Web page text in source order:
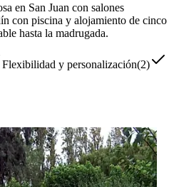
en San Juan con salones
con piscina y alojamiento de cinco
hasta la madrugada.
Flexibilidad y personalización(2)